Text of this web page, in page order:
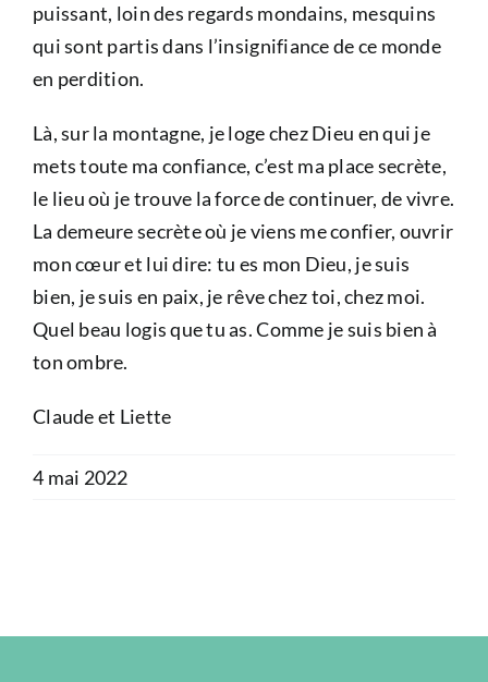
puissant, loin des regards mondains, mesquins
qui sont partis dans l’insignifiance de ce monde
en perdition.
Là, sur la montagne, je loge chez Dieu en qui je
mets toute ma confiance, c’est ma place secrète,
le lieu où je trouve la force de continuer, de vivre.
La demeure secrète où je viens me confier, ouvrir
mon cœur et lui dire: tu es mon Dieu, je suis
bien, je suis en paix, je rêve chez toi, chez moi.
Quel beau logis que tu as. Comme je suis bien à
ton ombre.
Claude et Liette
4 mai 2022